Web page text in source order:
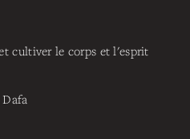
cultiver le corps et l'esprit